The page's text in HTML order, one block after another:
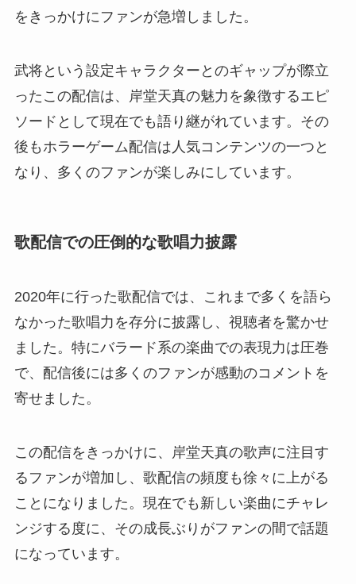
をきっかけにファンが急増しました。
武将という設定キャラクターとのギャップが際立
ったこの配信は、岸堂天真の魅力を象徴するエピ
ソードとして現在でも語り継がれています。その
後もホラーゲーム配信は人気コンテンツの一つと
なり、多くのファンが楽しみにしています。
歌配信での圧倒的な歌唱力披露
2020年に行った歌配信では、これまで多くを語ら
なかった歌唱力を存分に披露し、視聴者を驚かせ
ました。特にバラード系の楽曲での表現力は圧巻
で、配信後には多くのファンが感動のコメントを
寄せました。
この配信をきっかけに、岸堂天真の歌声に注目す
るファンが増加し、歌配信の頻度も徐々に上がる
ことになりました。現在でも新しい楽曲にチャレ
ンジする度に、その成長ぶりがファンの間で話題
になっています。